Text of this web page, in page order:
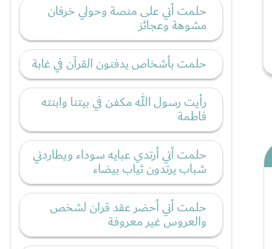
حلمت أني على منصة وحولي خرفان
مشوهة وعجائز
حلمت بأشخاص يدفنون القرآن في غابة
رأيت رسول الله مكفن في بيتنا وابنته
فاطمة
حلمت أني أرتدي عبايه سوداء ويطاردني
شباب يرتدون ثياب بيضاء
حلمت أني أحضر عقد قران لشخص
والعروس غير معروفة